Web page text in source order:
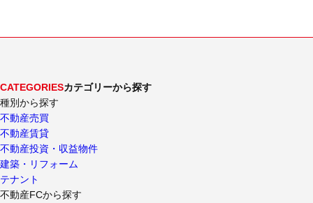
CATEGORIESカテゴリーから探す
種別から探す
不動産売買
不動産賃貸
不動産投資・収益物件
建築・リフォーム
テナント
不動産FCから探す